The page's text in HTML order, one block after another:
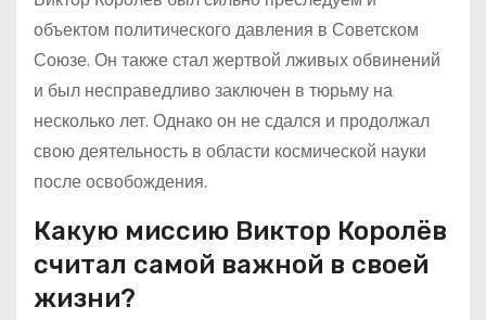
объектом политического давления в Советском
Союзе. Он также стал жертвой лживых обвинений
и был несправедливо заключен в тюрьму на
несколько лет. Однако он не сдался и продолжал
свою деятельность в области космической науки
после освобождения.
Какую миссию Виктор Королёв
считал самой важной в своей
жизни?